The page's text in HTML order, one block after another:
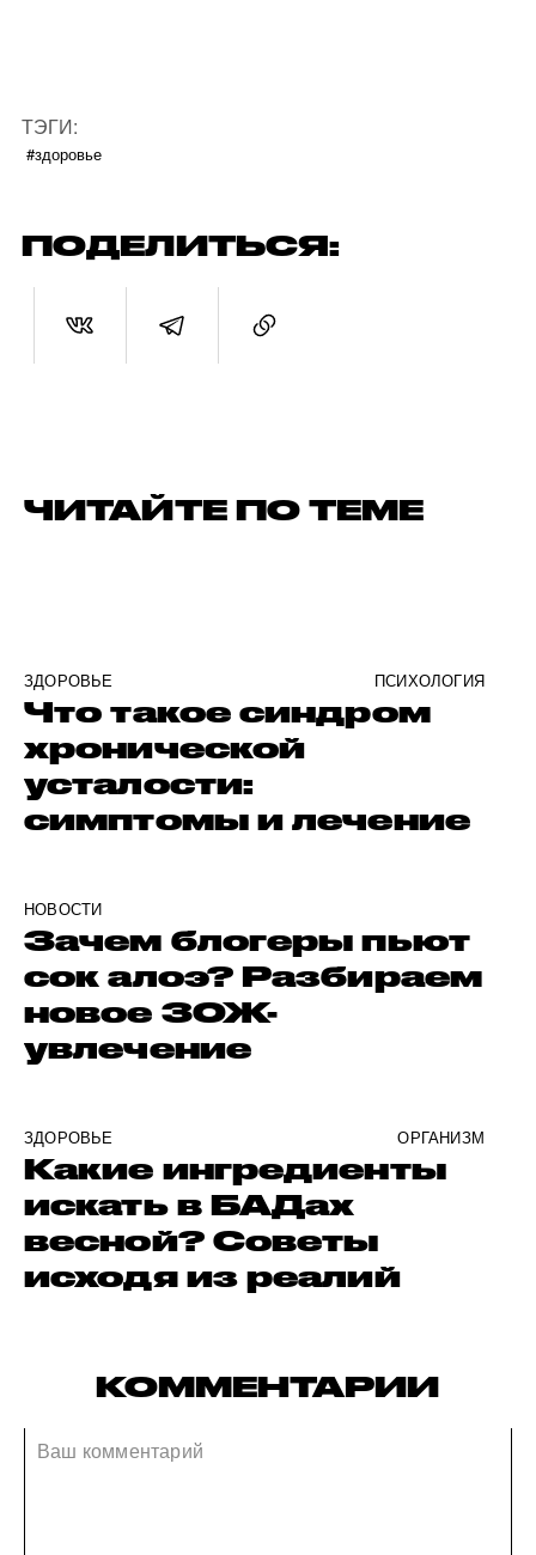
ТЭГИ:
#здоровье
ПОДЕЛИТЬСЯ:
ЧИТАЙТЕ ПО ТЕМЕ
ЗДОРОВЬЕ ПСИХОЛОГИЯ
Что такое синдром
хронической
усталости:
симптомы и лечение
НОВОСТИ
Зачем блогеры пьют
сок алоэ? Разбираем
новое ЗОЖ-
увлечение
ЗДОРОВЬЕ ОРГАНИЗМ
Какие ингредиенты
искать в БАДах
весной? Советы
исходя из реалий
КОММЕНТАРИИ